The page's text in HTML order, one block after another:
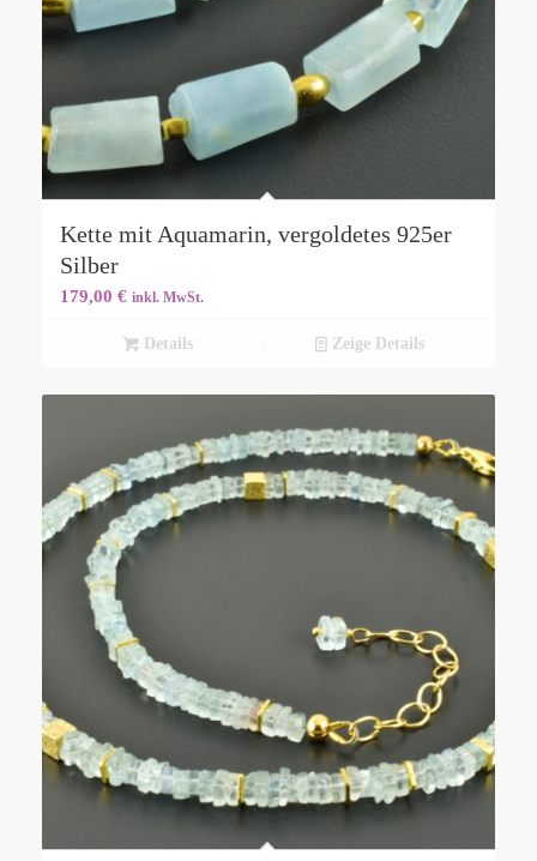
Kette mit Aquamarin, vergoldetes 925er
Silber
179,00 € inkl. MwSt.
Details Zeige Details